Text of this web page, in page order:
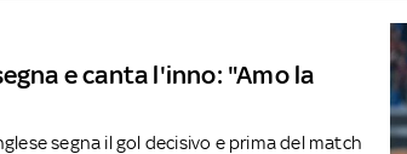
e canta l'inno: "Amo la
segna il gol decisivo e prima del match